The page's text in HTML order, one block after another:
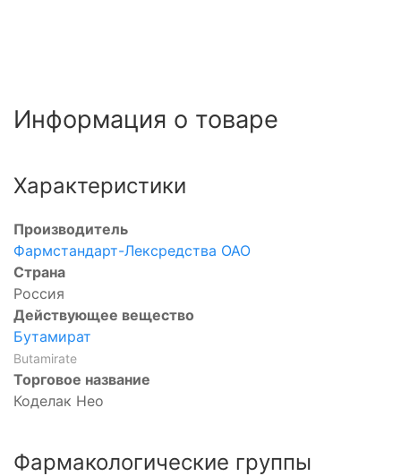
Информация о товаре
Характеристики
Производитель
Фармстандарт-Лексредства ОАО
Страна
Россия
Действующее вещество
Бутамират
Butamirate
Торговое название
Коделак Нео
Фармакологические группы